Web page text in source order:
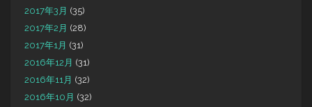
2017年3月 (35)
2017年2月 (28)
2017年1月 (31)
2016年12月 (31)
2016年11月 (32)
2016年10月 (32)